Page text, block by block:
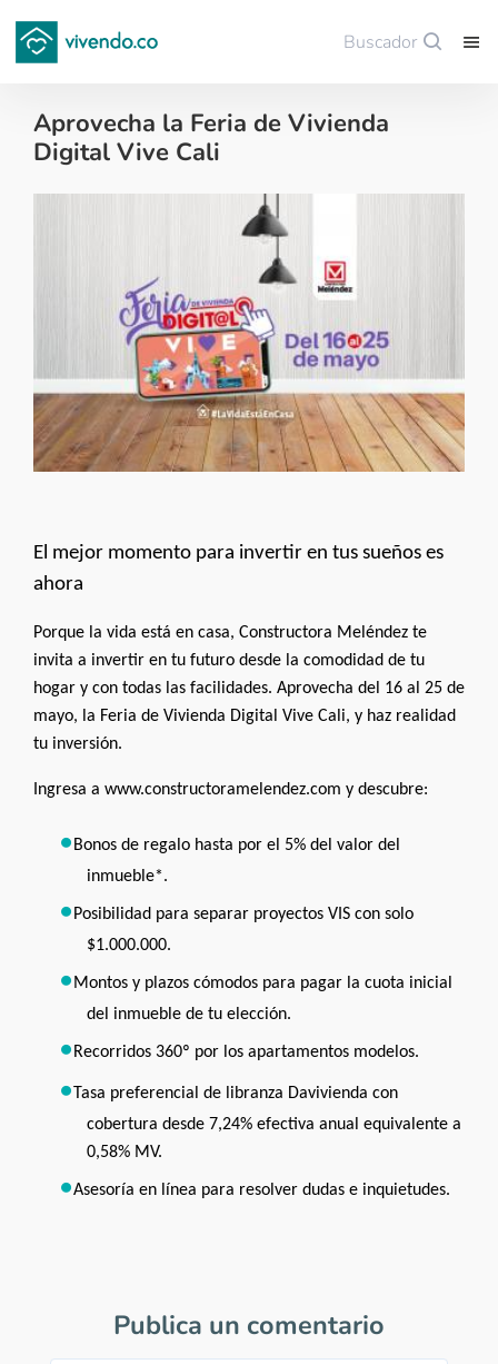
Buscador
Aprovecha la Feria de Vivienda
Digital Vive Cali
Noticias de finca raíz - 2020-05-15
El mejor momento para invertir en tus sueños es
ahora
Porque la vida está en casa, Constructora Meléndez te
invita a invertir en tu futuro desde la comodidad de tu
hogar y con todas las facilidades. Aprovecha del 16 al 25 de
mayo, la Feria de Vivienda Digital Vive Cali, y haz realidad
tu inversión.
Ingresa a www.constructoramelendez.com y descubre:
Bonos de regalo hasta por el 5% del valor del
inmueble*.
Posibilidad para separar proyectos VIS con solo
$1.000.000.
Montos y plazos cómodos para pagar la cuota inicial
del inmueble de tu elección.
Recorridos 360º por los apartamentos modelos.
Tasa preferencial de libranza Davivienda con
cobertura desde 7,24% efectiva anual equivalente a
0,58% MV.
Asesoría en línea para resolver dudas e inquietudes.
Publica un comentario
Guardar